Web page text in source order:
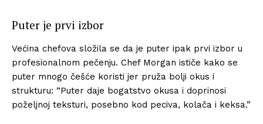
Puter je prvi izbor
Većina chefova složila se da je puter ipak prvi izbor u
profesionalnom pečenju. Chef Morgan ističe kako se
puter mnogo češće koristi jer pruža bolji okus i
strukturu: “Puter daje bogatstvo okusa i doprinosi
poželjnoj teksturi, posebno kod peciva, kolača i keksa.”